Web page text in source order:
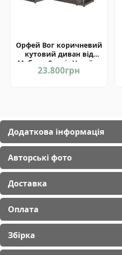
Орфей Вог коричневий
кутовий диван від
Мебель-Сервіс Україна
23.800грн
Додаткова інформація
Авторські фото
Доставка
Оплата
Збірка